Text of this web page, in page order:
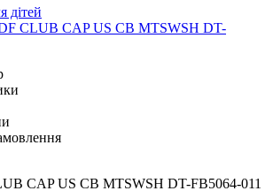
дітей
CLUB CAP US CB MTSWSH DT-
CAP US CB MTSWSH DT-FB5064-011